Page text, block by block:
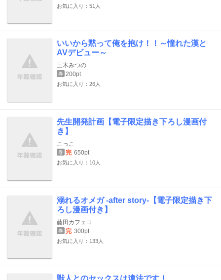
お気に入り：51人
いいから黙って俺を抱け！！～憧れた漢と
AVデビュー～
三木みつの
巻 200pt
お気に入り：26人
先生開発計画【電子限定描き下ろし漫画付
き】
こっこ
巻 完 650pt
お気に入り：10人
溺れるオメガ -after story-【電子限定描き下
ろし漫画付き】
藤田カフェコ
巻 完 300pt
お気に入り：133人